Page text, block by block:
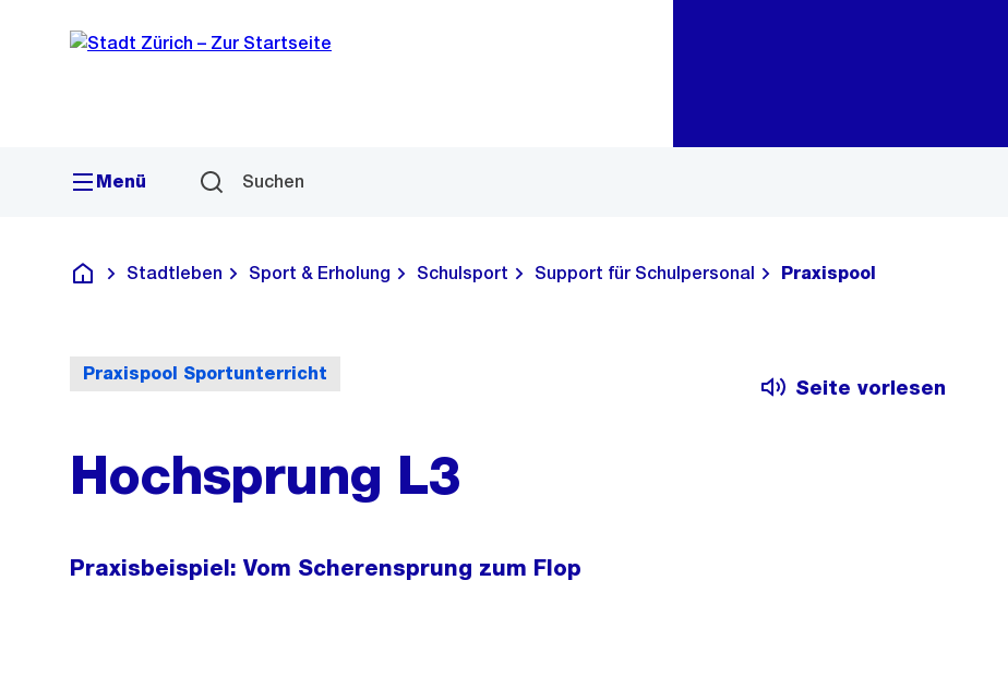
Navigation
Sprunglink
Menü Suchen
Deutsch
Stadtleben Sport & Erholung Schulsport Support für Schulpersonal Praxispool
Praxispool Sportunterricht
Seite vorlesen
Hochsprung L3
Praxisbeispiel: Vom Scherensprung zum Flop